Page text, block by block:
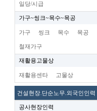
일당/시급
가구~씽크~목수~목공
가구 씽크 목수 목공
철재가구
재활용고물상
재활용센타 고물상
건설현장.단순노무.외국인인력
공사현장인력